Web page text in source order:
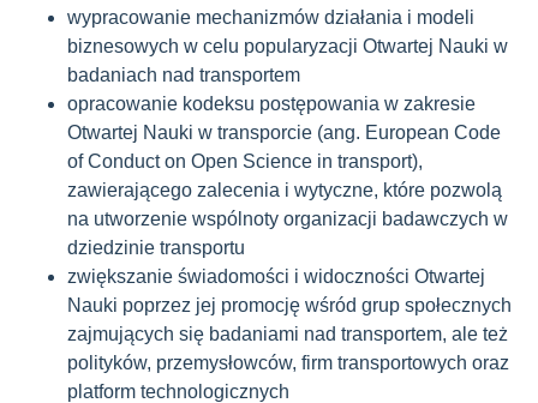
wypracowanie mechanizmów działania i modeli
biznesowych w celu popularyzacji Otwartej Nauki w
badaniach nad transportem
opracowanie kodeksu postępowania w zakresie
Otwartej Nauki w transporcie (ang. European Code
of Conduct on Open Science in transport),
zawierającego zalecenia i wytyczne, które pozwolą
na utworzenie wspólnoty organizacji badawczych w
dziedzinie transportu
zwiększanie świadomości i widoczności Otwartej
Nauki poprzez jej promocję wśród grup społecznych
zajmujących się badaniami nad transportem, ale też
polityków, przemysłowców, firm transportowych oraz
platform technologicznych